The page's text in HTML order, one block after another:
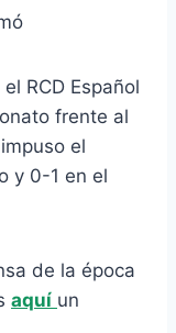
RCD Español
frente al
el
y 0-1 en el
de la época
aquí un